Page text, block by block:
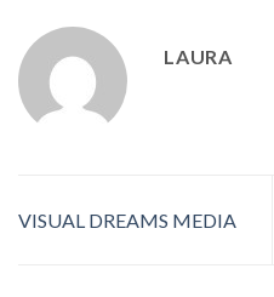
LAURA
VISUAL DREAMS MEDIA